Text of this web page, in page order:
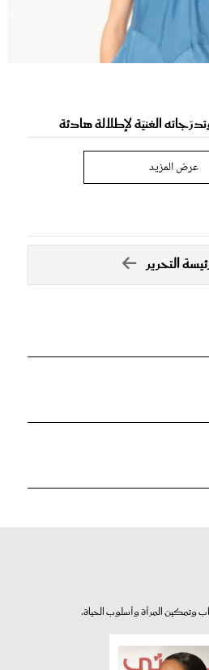
الغنيّة لإطلالة هادئة
عرض المزيد
التحرير
وتمكين المرأة وأسلوب الحياة.